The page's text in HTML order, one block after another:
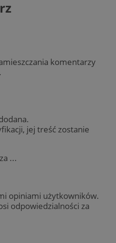
komentarzy
jej treść zostanie
...
opiniami użytkowników.
odpowiedzialności za